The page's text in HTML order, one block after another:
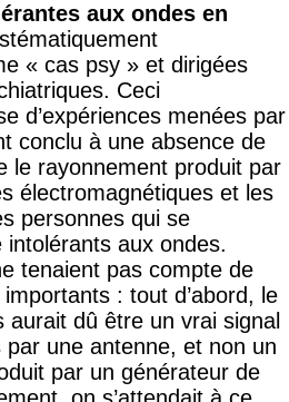
aux ondes en
« cas psy » et dirigées
Ceci
d’expériences menées par
conclu à une absence de
le rayonnement produit par
électromagnétiques et les
personnes qui se
aux ondes.
tenaient pas compte de
: tout d’abord, le
aurait dû être un vrai signal
par une antenne, et non un
par un générateur de